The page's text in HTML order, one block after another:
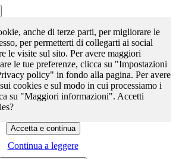
anche di terze parti, per migliorare le
per permetterti di collegarti ai social
le visite sul sito. Per avere maggiori
le tue preferenze, clicca su "Impostazioni
policy" in fondo alla pagina. Per avere
cookies e sul modo in cui processiamo i
su "Maggiori informazioni". Accetti
Continua a leggere